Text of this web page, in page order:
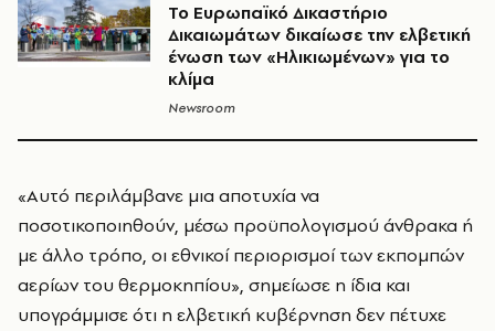
To Ευρωπαϊκό Δικαστήριο
Δικαιωμάτων δικαίωσε την ελβετική
ένωση των «Ηλικιωμένων» για το
κλίμα
Newsroom
«Αυτό περιλάμβανε μια αποτυχία να
ποσοτικοποιηθούν, μέσω προϋπολογισμού άνθρακα ή
με άλλο τρόπο, οι εθνικοί περιορισμοί των εκπομπών
αερίων του θερμοκηπίου», σημείωσε η ίδια και
υπογράμμισε ότι η ελβετική κυβέρνηση δεν πέτυχε